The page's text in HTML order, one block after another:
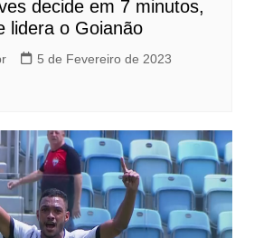
decide em 7 minutos,
lidera o Goianão
5 de Fevereiro de 2023